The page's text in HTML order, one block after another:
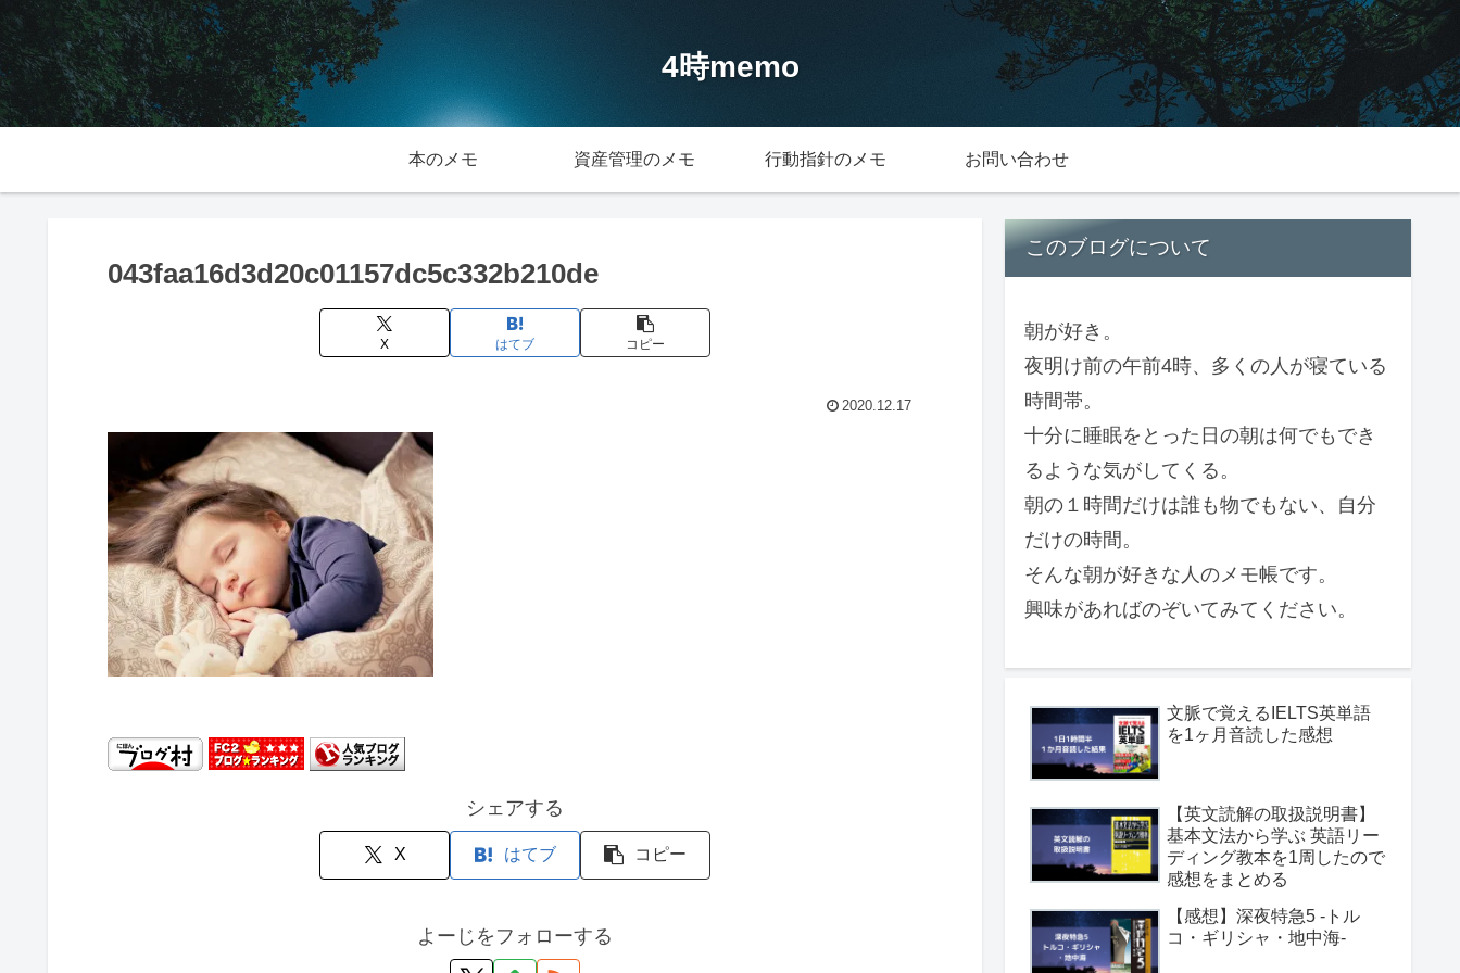
4時memo
本のメモ 資産管理のメモ 行動指針のメモ お問い合わせ
043faa16d3d20c01157dc5c332b210de
X はてブ コピー
2020.12.17
シェアする
X はてブ コピー
よーじをフォローする
このブログについて
朝が好き。
夜明け前の午前4時、多くの人が寝ている
時間帯。
十分に睡眠をとった日の朝は何でもでき
るような気がしてくる。
朝の１時間だけは誰も物でもない、自分
だけの時間。
そんな朝が好きな人のメモ帳です。
興味があればのぞいてみてください。
文脈で覚えるIELTS英単語
を1ヶ月音読した感想
【英文読解の取扱説明書】
基本文法から学ぶ 英語リー
ディング教本を1周したので
感想をまとめる
【感想】深夜特急5 -トル
コ・ギリシャ・地中海-